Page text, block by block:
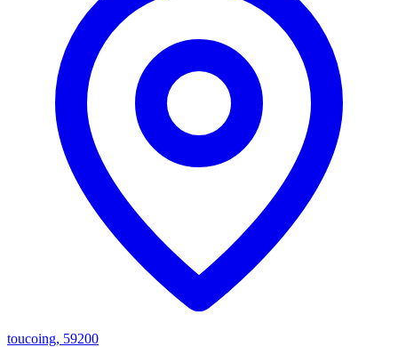
toucoing, 59200